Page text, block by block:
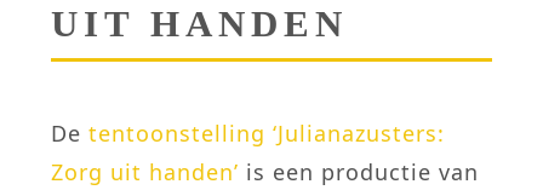
UIT HANDEN
Detentoonstelling ‘Julianazusters:
Zorg uit handen’ is een productie van